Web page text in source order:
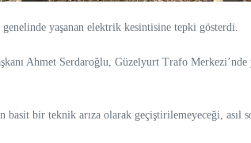
yaşanan elektrik kesintisine tepki gösterdi.
Ahmet Serdaroğlu, Güzelyurt Trafo
basit bir teknik arıza olarak geçiştirilemeyeceği,